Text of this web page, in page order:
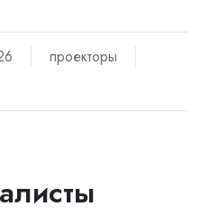
проекторы